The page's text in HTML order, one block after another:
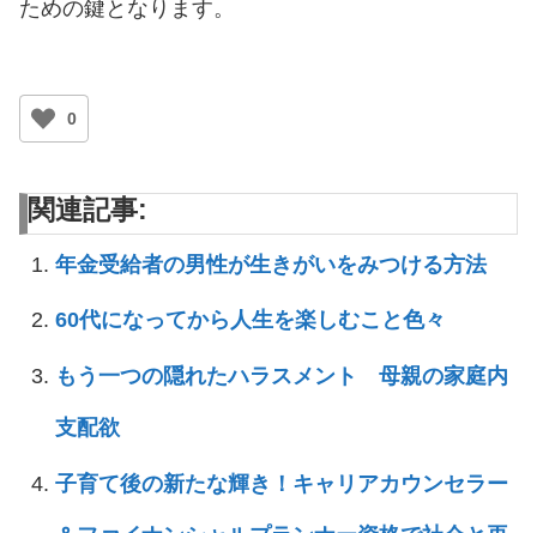
ための鍵となります。
0
関連記事:
年金受給者の男性が生きがいをみつける方法
60代になってから人生を楽しむこと色々
もう一つの隠れたハラスメント 母親の家庭内
支配欲
子育て後の新たな輝き！キャリアカウンセラー